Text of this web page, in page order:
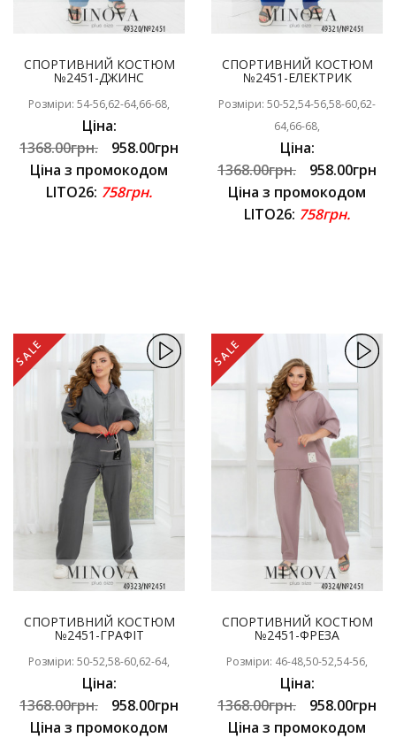
СПОРТИВНИЙ КОСТЮМ
№2451-ДЖИНС
Розміри: 54-56,62-64,66-68,
Ціна:
1368.00грн.
958.00грн
Ціна з промокодом
LITO26: 758грн.
СПОРТИВНИЙ КОСТЮМ
№2451-ЕЛЕКТРИК
Розміри: 50-52,54-56,58-60,62-
64,66-68,
Ціна:
1368.00грн.
958.00грн
Ціна з промокодом
LITO26: 758грн.
SALE
СПОРТИВНИЙ КОСТЮМ
№2451-ГРАФІТ
Розміри: 50-52,58-60,62-64,
Ціна:
1368.00грн.
958.00грн
Ціна з промокодом
SALE
СПОРТИВНИЙ КОСТЮМ
№2451-ФРЕЗА
Розміри: 46-48,50-52,54-56,
Ціна:
1368.00грн.
958.00грн
Ціна з промокодом